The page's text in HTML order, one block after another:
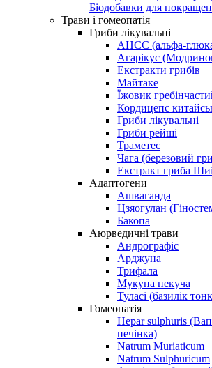
Біодобавки для
Трави і гомеопатія
Гриби лікувальні
AHCC (альфа-
Агарікус
Екстракти грибів
Майтаке
Їжовик
Кордицепс
Гриби лікувальні
Гриби рейші
Траметес
Чага (березовий
Екстракт гриба
Адаптогени
Ашваганда
Цзяогулан
Бакопа
Аюрведичні трави
Андрографіс
Арджуна
Трифала
Мукуна пекуча
Туласі (базилік
Гомеопатія
Hepar sulphuris
печінка)
Natrum Muriaticum
Natrum Sulphuricum